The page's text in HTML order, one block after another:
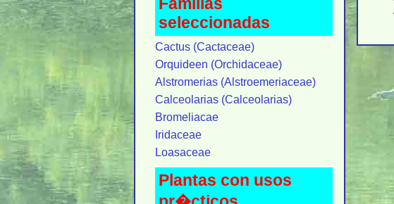
Familias
seleccionadas
Cactus (Cactaceae)
Orquideen (Orchidaceae)
Alstromerias (Alstroemeriaceae)
Calceolarias (Calceolarias)
Bromeliacae
Iridaceae
Loasaceae
Plantas con usos